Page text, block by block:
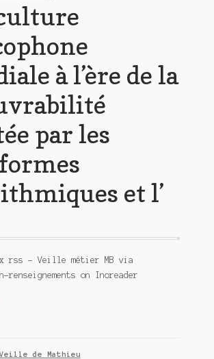
à l’ère de la
par les
et l’
rss – Veille métier MB via
renseignements on Inoreader
de Mathieu